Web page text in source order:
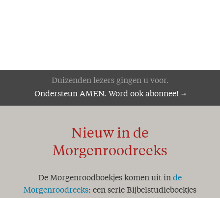
Duizenden lezers gingen u voor.
Ondersteun AMEN. Word ook abonnee!
Nieuw in de
Morgenroodreeks
De Morgenroodboekjes komen uit in de
Morgenroodreeks: een serie Bijbelstudieboekjes